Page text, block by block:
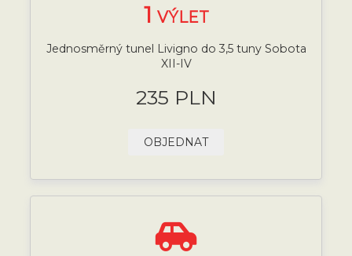
1 VÝLET
Jednosměrný tunel Livigno do 3,5 tuny Sobota
XII-IV
235 PLN
OBJEDNAT